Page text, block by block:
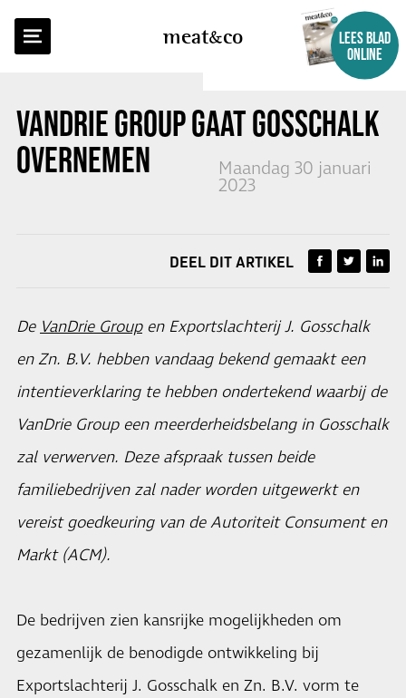
meatco
LEES BLAD
ONLINE
VANDRIE GROUP GAAT GOSSCHALK
OVERNEMEN
Maandag 30 januari
2023
TERUG NAAR OVERZICHT
DEEL DIT ARTIKEL
DeVanDrie Groupen Exportslachterij J. Gosschalk
en Zn. B.V. hebben vandaag bekend gemaakt een
intentieverklaring te hebben ondertekend waarbij de
VanDrie Group een meerderheidsbelang in Gosschalk
zal verwerven. Deze afspraak tussen beide
familiebedrijven zal nader worden uitgewerkt en
vereist goedkeuring van de Autoriteit Consument en
Markt (ACM).
De bedrijven zien kansrijke mogelijkheden om
gezamenlijk de benodigde ontwikkeling bij
Exportslachterij J. Gosschalk en Zn. B.V. vorm te